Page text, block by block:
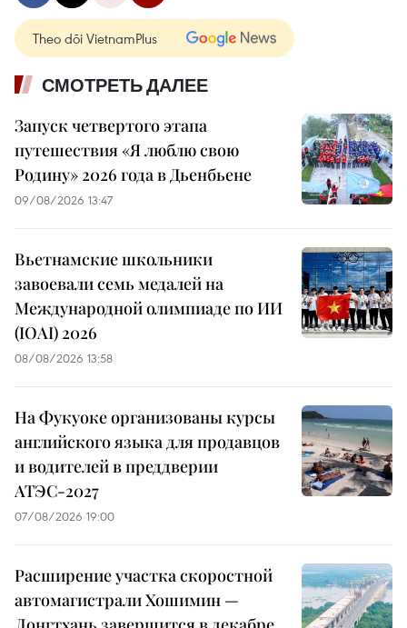
Theo dõi VietnamPlus
СМОТРЕТЬ ДАЛЕЕ
Запуск четвертого этапа
путешествия «Я люблю свою
Родину» 2026 года в Дьенбьене
09/08/2026 13:47
Вьетнамские школьники
завоевали семь медалей на
Международной олимпиаде по ИИ
(IOAI) 2026
08/08/2026 13:58
На Фукуоке организованы курсы
английского языка для продавцов
и водителей в преддверии
АТЭС-2027
07/08/2026 19:00
Расширение участка скоростной
автомагистрали Хошимин —